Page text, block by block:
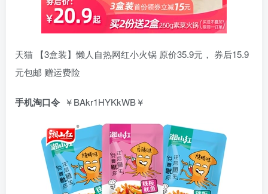
天猫 【3盒装】懒人自热网红小火锅 原价35.9元， 券后15.9
元包邮 赠运费险
手机淘口令 ￥BAkr1HYKkWB￥